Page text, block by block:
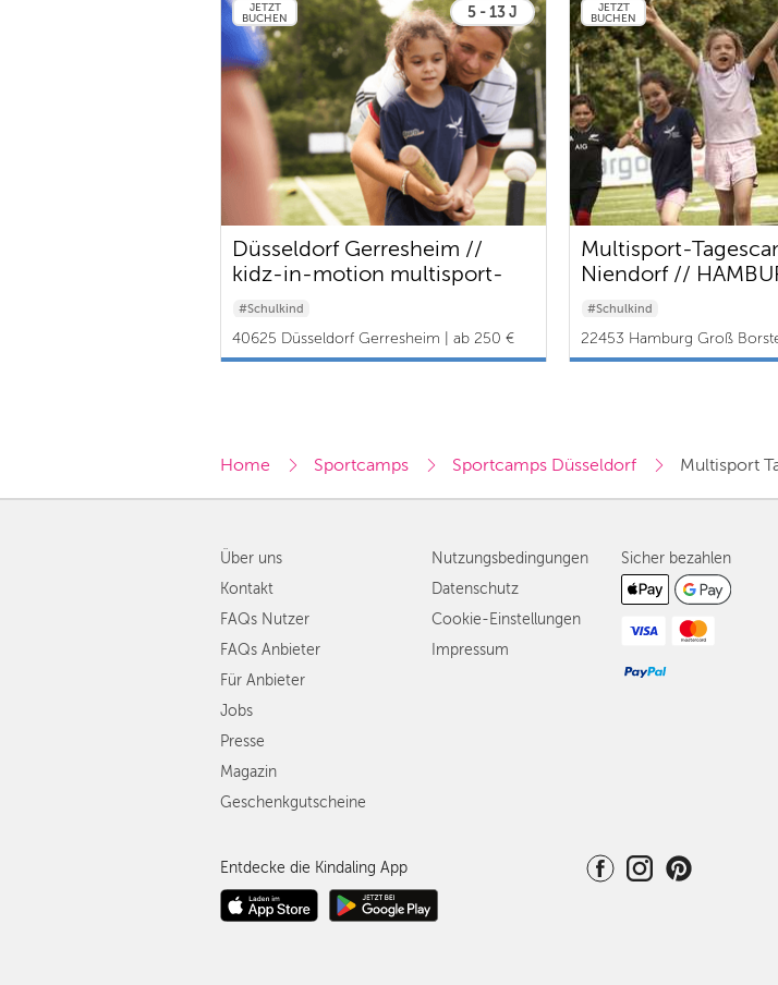
JETZT
BUCHEN
5 - 13 J
Düsseldorf Gerresheim //
kidz-in-motion multisport-
camps at the TuS Gerresheim
#Schulkind
40625 Düsseldorf Gerresheim | ab 250 €
JETZT
BUCHEN
Multisport-
Niendorf //
AIRPORT sports
#Schulkind
22453 Hamburg Groß
Home Sportcamps Sportcamps Düsseldorf Multisport
Über uns
Kontakt
FAQs Nutzer
FAQs Anbieter
Für Anbieter
Jobs
Presse
Magazin
Geschenkgutscheine
Nutzungsbedingungen
Datenschutz
Cookie-Einstellungen
Impressum
Sicher bezahlen
Entdecke die Kindaling App